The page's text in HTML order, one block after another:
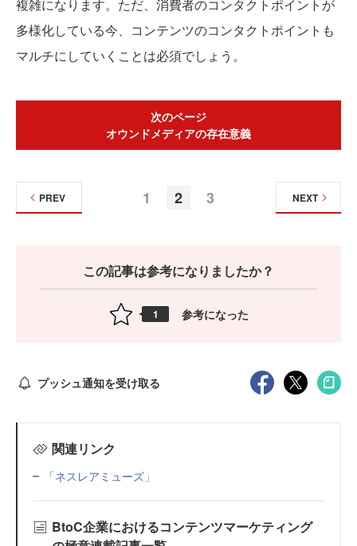
複雑になります。ただ、消費者のコンタクトポイントが
多様化している今、コンテンツのコンタクトポイントも
マルチにしていくことは必須でしょう。
次のページ
オウンドメディアの存在意義
1 2 3
PREV NEXT
この記事は参考になりましたか？
1 参考になった
プッシュ通知を受け取る
関連リンク
「ネスレアミューズ」
BtoC企業におけるコンテンツマーケティング